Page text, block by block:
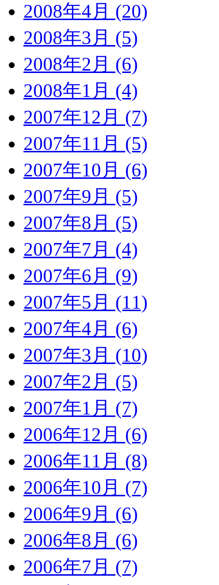
2008年4月 (20)
2008年3月 (5)
2008年2月 (6)
2008年1月 (4)
2007年12月 (7)
2007年11月 (5)
2007年10月 (6)
2007年9月 (5)
2007年8月 (5)
2007年7月 (4)
2007年6月 (9)
2007年5月 (11)
2007年4月 (6)
2007年3月 (10)
2007年2月 (5)
2007年1月 (7)
2006年12月 (6)
2006年11月 (8)
2006年10月 (7)
2006年9月 (6)
2006年8月 (6)
2006年7月 (7)